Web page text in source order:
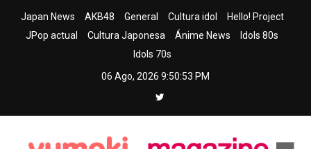
Japan News AKB48 General Cultura idol
Hello! Project
JPop actual
Cultura Japonesa Ánime News
Idols 80s
Idols 70s
06 Ago, 2026 9:50:54 PM